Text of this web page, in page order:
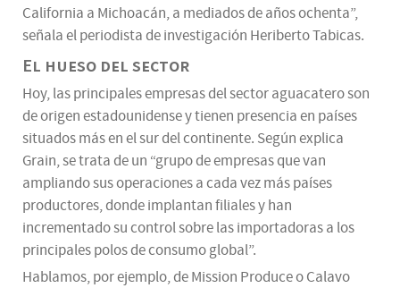
California a Michoacán, a mediados de años ochenta”,
señala el periodista de investigación Heriberto Tabicas.
El hueso del sector
Hoy, las principales empresas del sector aguacatero son
de origen estadounidense y tienen presencia en países
situados más en el sur del continente. Según explica
Grain, se trata de un “grupo de empresas que van
ampliando sus operaciones a cada vez más países
productores, donde implantan filiales y han
incrementado su control sobre las importadoras a los
principales polos de consumo global”.
Hablamos, por ejemplo, de Mission Produce o Calavo